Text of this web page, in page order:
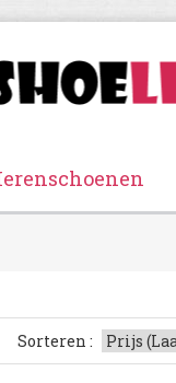
Sorteren :